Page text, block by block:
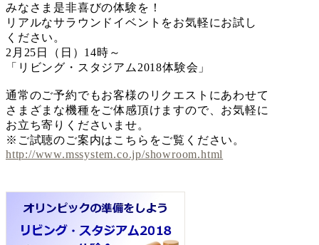
みなさま是非喜びの体験を！
リアルなサラウンドイベントをお気軽にお試し
ください。
2月25日（日）14時～
「リビング・スタジアム2018体験会」
通常のご予約でもお客様のリクエストにあわせて
さまざまな機種をご体感頂けますので、お気軽に
お立ち寄りくださいませ。
※ご試聴のご案内はこちらをご覧ください。
http://www.mssystem.co.jp/showroom.html